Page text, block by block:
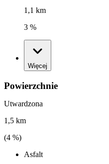
1,1 km
3 %
Więcej
Powierzchnie
Utwardzona
1,5 km
(4 %)
Asfalt